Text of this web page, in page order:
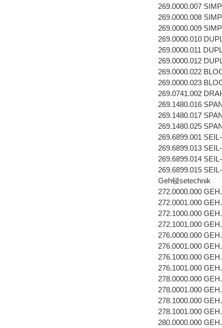
269.0000.007
269.0000.008
269.0000.009
269.0000.010
269.0000.011
269.0000.012
269.0000.022
269.0000.023
269.0741.002
269.1480.016
269.1480.017
269.1480.025
269.6899.001
269.6899.013
269.6899.014
269.6899.015
Geh锓setechnik
272.0000.000
272.0001.000
272.1000.000
272.1001.000
276.0000.000
276.0001.000
276.1000.000
276.1001.000
278.0000.000
278.0001.000
278.1000.000
278.1001.000
280.0000.000